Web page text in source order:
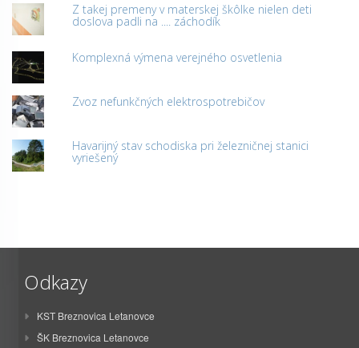
Z takej premeny v materskej škôlke nielen deti
doslova padli na .... záchodík
Komplexná výmena verejného osvetlenia
Zvoz nefunkčných elektrospotrebičov
Havarijný stav schodiska pri železničnej stanici
vyriešený
Odkazy
KST Breznovica Letanovce
ŠK Breznovica Letanovce